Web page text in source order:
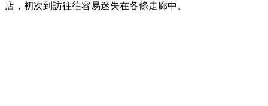
店，初次到訪往往容易迷失在各條走廊中。